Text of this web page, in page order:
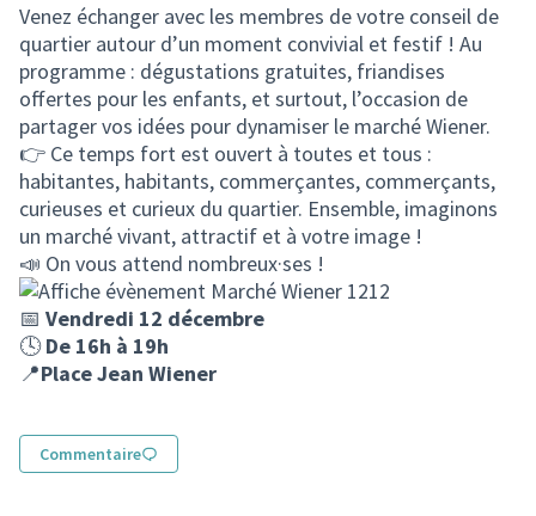
(Lien externe)
Venez échanger avec les membres de votre conseil de
quartier autour d’un moment convivial et festif ! Au
programme : dégustations gratuites, friandises
offertes pour les enfants, et surtout, l’occasion de
partager vos idées pour dynamiser le marché Wiener.
👉 Ce temps fort est ouvert à toutes et tous :
habitantes, habitants, commerçantes, commerçants,
curieuses et curieux du quartier. Ensemble, imaginons
un marché vivant, attractif et à votre image !
📣 On vous attend nombreux·ses !
📅 Vendredi 12 décembre
🕓De 16h à 19h
📍Place Jean Wiener
Commentaire